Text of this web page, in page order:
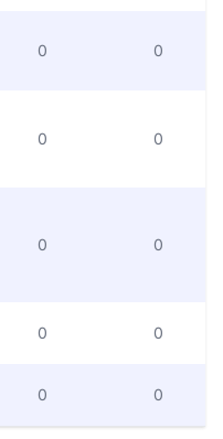
0 0
0 0
0 0
0 0
0 0